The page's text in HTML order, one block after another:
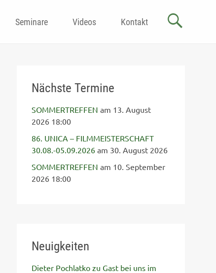
Seminare Videos Kontakt
Nächste Termine
SOMMERTREFFEN am 13. August
2026 18:00
86. UNICA – FILMMEISTERSCHAFT
30.08.-05.09.2026am 30. August 2026
SOMMERTREFFEN am 10. September
2026 18:00
Neuigkeiten
Dieter Pochlatko zu Gast bei uns im